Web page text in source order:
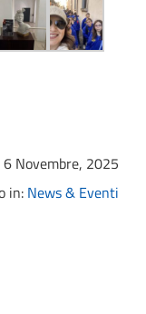
6 Novembre, 2025
in: News & Eventi